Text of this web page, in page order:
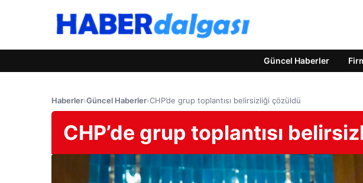
Güncel Haberler
Haberler›Güncel Haberler›CHP’de grup toplantısı belirsizliği çözüldü
CHP’de grup toplantısı